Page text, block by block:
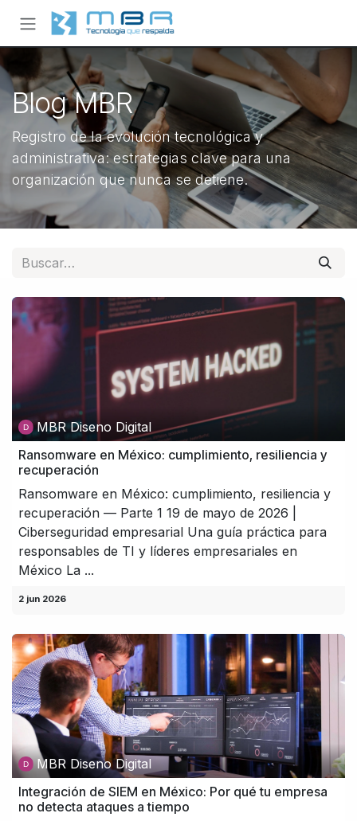
Ir al contenido
Blog MBR
Registro de la evolución tecnológica y
administrativa: estrategias clave para una
organización que nunca se detiene.
MBR Diseno Digital
Ransomware en México: cumplimiento, resiliencia y
recuperación
Ransomware en México: cumplimiento, resiliencia y
recuperación — Parte 1 19 de mayo de 2026 |
Ciberseguridad empresarial Una guía práctica para
responsables de TI y líderes empresariales en
México La ...
2 jun 2026
MBR Diseno Digital
Integración de SIEM en México: Por qué tu empresa
no detecta ataques a tiempo